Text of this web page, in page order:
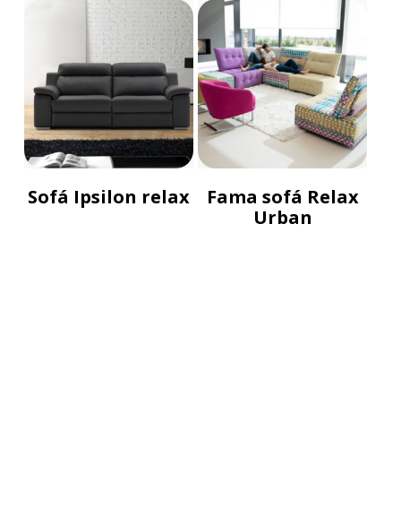
Sofá Ipsilon relax
Fama sofá Relax
Urban